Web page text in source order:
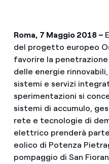
Roma, 7 Maggio 2018 –
del progetto europeo
favorire la
delle energie
sistemi e servizi
sperimentazioni si
sistemi di accumulo,
rete e tecnologie di
elettrico prenderà
eolico di Potenza
pompaggio di San